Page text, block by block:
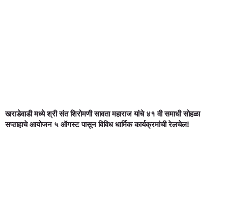
खराडेवाडी मध्ये श्री संत शिरोमणी सावता महाराज यांचे ४१ वी समाधी सोहळा
सप्ताहाचे आयोजन ५ ऑगस्ट पासून विविध धार्मिक कार्यक्रमांची रेलचेल!